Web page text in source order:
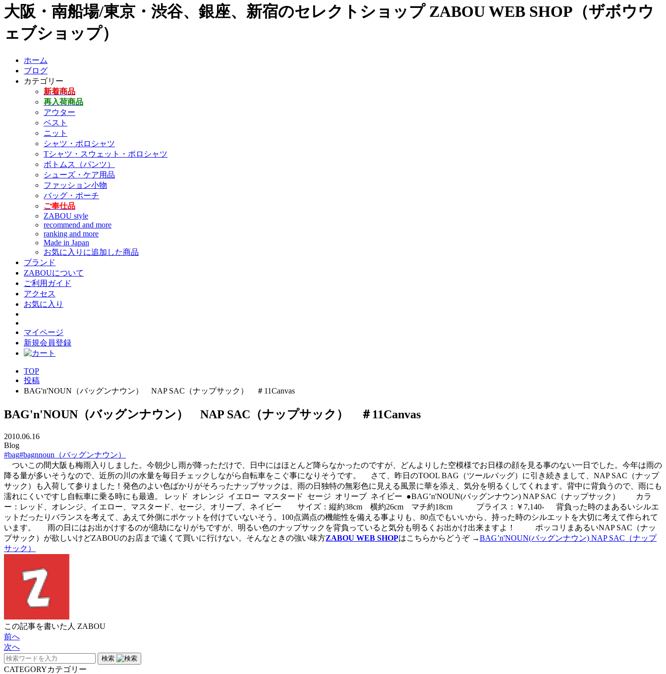
大阪・南船場/東京・渋谷、銀座、新宿のセレクトショップ ZABOU WEB SHOP（ザボウウ
ェブショップ）
ホーム
ブログ
カテゴリー
新着商品
再入荷商品
アウター
ベスト
ニット
シャツ・ポロシャツ
Tシャツ・スウェット・ポロシャツ
ボトムス（パンツ）
シューズ・ケア用品
ファッション小物
バッグ・ポーチ
ご奉仕品
ZABOU style
recommend and more
ranking and more
Made in Japan
お気に入りに追加した商品
ブランド
ZABOUについて
ご利用ガイド
アクセス
お気に入り
マイページ
新規会員登録
TOP
投稿
BAG'n'NOUN（バッグンナウン） NAP SAC（ナップサック） ＃11Canvas
BAG'n'NOUN（バッグンナウン） NAP SAC（ナップサック） ＃11Canvas
2010.06.16
Blog
#bag#bagnnoun（バッグンナウン）
ついこの間大阪も梅雨入りしました。今朝少し雨が降っただけで、日中にはほとんど降らなかったのですが、どんよりした空模様でお日様の顔を見る事のない一日でした。今年は雨の
降る量が多いそうなので、近所の川の水量を毎日チェックしながら自転車をこぐ事になりそうです。 さて、昨日のTOOL BAG（ツールバッグ）に引き続きまして、NAP SAC（ナップ
サック）も入荷して参りました！発色のよい色ばかりがそろったナップサックは、雨の日独特の無彩色に見える風景に華を添え、気分を明るくしてくれます。背中に背負うので、雨にも
濡れにくいですし自転車に乗る時にも最適。 レッド
オレンジ イエロー マスタード セージ オリーブ ネイビー ●BAG’n'NOUN(バッグンナウン) NAP SAC（ナップサック） カラ
ー：レッド、オレンジ、イエロー、マスタード、セージ、オリーブ、ネイビー サイズ：縦約38cm 横約26cm マチ約18cm プライス：￥7,140-
背負った時のまあるいシルエ
ットだったりバランスを考えて、あえて外側にポケットを付けていないそう。100点満点の機能性を備える事よりも、80点でもいいから、持った時のシルエットを大切に考えて作られて
います。
雨の日にはお出かけするのが億劫になりがちですが、明るい色のナップサックを背負っていると気分も明るくお出かけ出来ますよ！ ポッコリまあるいNAP SAC（ナッ
プサック）が欲しいけどZABOUのお店まで遠くて買いに行けない。そんなときの強い味方ZABOU WEB SHOPはこちらからどうぞ →BAG’n'NOUN(バッグンナウン) NAP SAC（ナップ
サック）
この記事を書いた人 ZABOU
前へ
次へ
検索
CATEGORYカテゴリー